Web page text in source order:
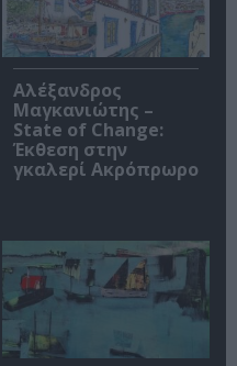
Αλέξανδρος
Μαγκανιώτης –
State of Change:
Έκθεση στην
γκαλερί Ακρόπρωρο